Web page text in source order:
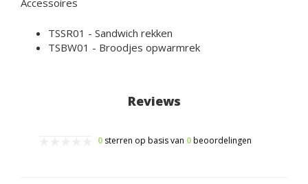
Accessoires
TSSR01 - Sandwich rekken
TSBW01 - Broodjes opwarmrek
Reviews
0 sterren op basis van 0beoordelingen